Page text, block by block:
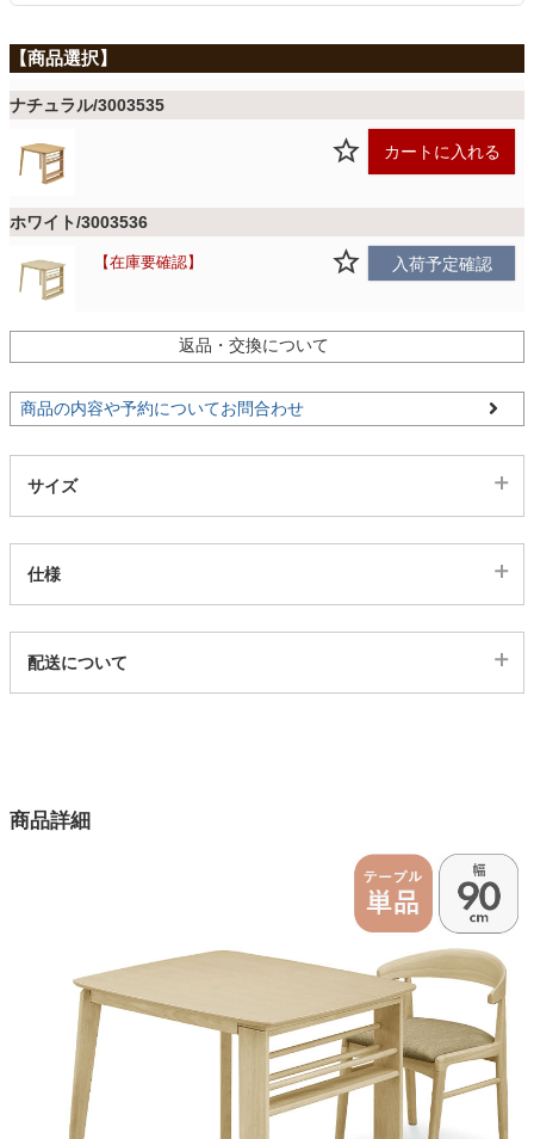
寝具
カーテン
マット
インテリア雑貨
タワー
ナチュラル/3003535
カートに入れる
ホワイト/3003536
在庫要確認 入荷予定確認
返品・交換について
商品の内容や予約についてお問合わせ
サイズ
仕様
3003535
2色
ラバーウッド
ラッカー塗装
梱包サイズ
配送について
商品詳細